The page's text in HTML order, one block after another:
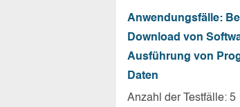
Anwendungsfälle:
Download von
Ausführung von
Daten
Anzahl der Testfälle: 5